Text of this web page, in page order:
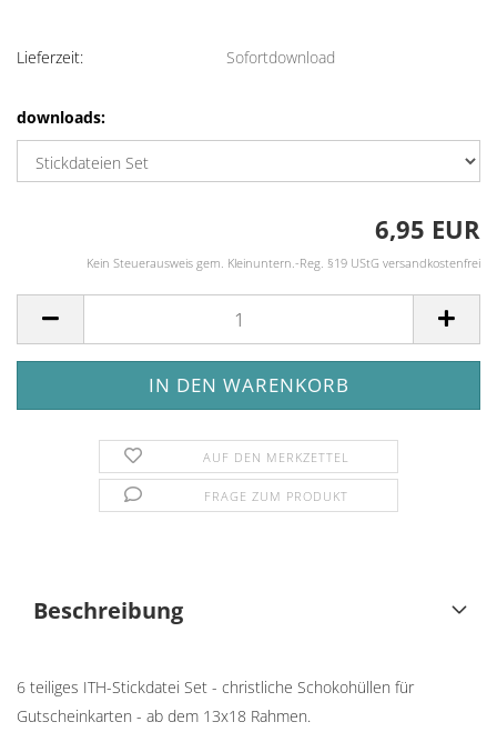
Lieferzeit: Sofortdownload
downloads:
6,95 EUR
Kein Steuerausweis gem. Kleinuntern.-Reg. §19 UStG versandkostenfrei
AUF DEN MERKZETTEL
FRAGE ZUM PRODUKT
Beschreibung
6 teiliges ITH-Stickdatei Set - christliche Schokohüllen für
Gutscheinkarten - ab dem 13x18 Rahmen.